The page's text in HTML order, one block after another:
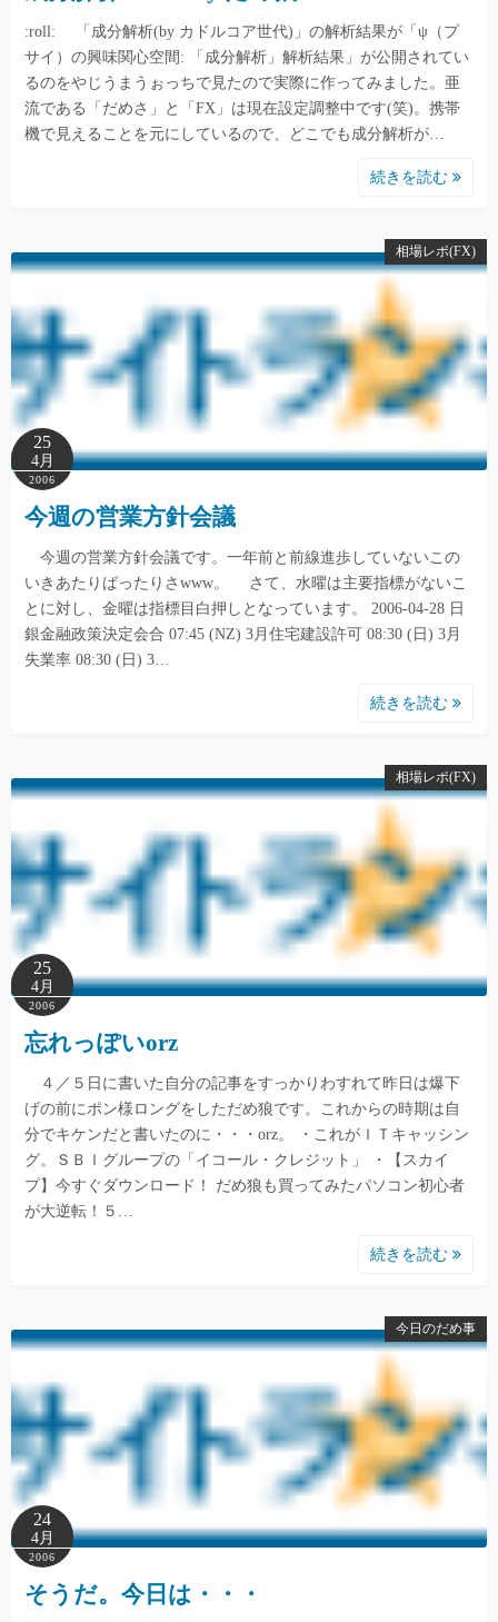
:roll: 「成分解析(by カドルコア世代)」の解析結果が「ψ（プ
サイ）の興味関心空間: 「成分解析」解析結果」が公開されてい
るのをやじうまうぉっちで見たので実際に作ってみました。亜
流である「だめさ」と「FX」は現在設定調整中です(笑)。携帯
機で見えることを元にしているので、どこでも成分解析が…
続きを読む
相場レポ(FX)
25
4月
2006
今週の営業方針会議
今週の営業方針会議です。一年前と前線進歩していないこの
いきあたりばったりさwww。 さて、水曜は主要指標がないこ
とに対し、金曜は指標目白押しとなっています。 2006-04-28 日
銀金融政策決定会合 07:45 (NZ) 3月住宅建設許可 08:30 (日) 3月
失業率 08:30 (日) 3…
続きを読む
相場レポ(FX)
25
4月
2006
忘れっぽいorz
４／５日に書いた自分の記事をすっかりわすれて昨日は爆下
げの前にポン様ロングをしただめ狼です。これからの時期は自
分でキケンだと書いたのに・・・orz。 ・これがＩＴキャッシン
グ。ＳＢＩグループの「イコール・クレジット」 ・【スカイ
プ】今すぐダウンロード！ だめ狼も買ってみたパソコン初心者
が大逆転！５…
続きを読む
今日のだめ事
24
4月
2006
そうだ。今日は・・・